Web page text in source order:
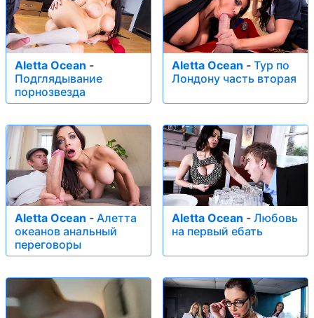
Aletta Ocean -
Подглядывание
порнозвезда
Aletta Ocean - Тур по
Лондону часть вторая
Aletta Ocean - Алетта
океанов анальный
переговоры
Aletta Ocean - Любовь
на первый ебать